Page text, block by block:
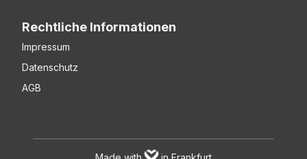
Rechtliche Informationen
Impressum
Datenschutz
AGB